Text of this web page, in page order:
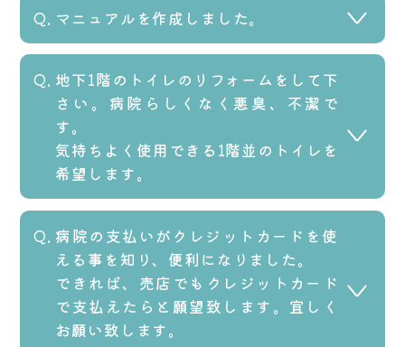
マニュアルを作成しました。
2026.01.07
マニュアルを修正しました。
地下1階のトイレのリフォームをして下
さい。病院らしくなく悪臭、不潔で
す。
気持ちよく使用できる1階並のトイレを
希望します。
2019.03.12
ご迷惑をお掛けし申し訳ございませ
ん。
ご指摘のトイレですが、改装を検討し
ております。今しばらくお待ちくださ
病院の支払いがクレジットカードを使
える事を知り、便利になりました。
できれば、売店でもクレジットカード
で支払えたらと願望致します。宜しく
お願い致します。